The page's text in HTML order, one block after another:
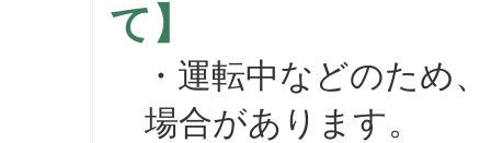
て】
・運転中などのため
場合があります。